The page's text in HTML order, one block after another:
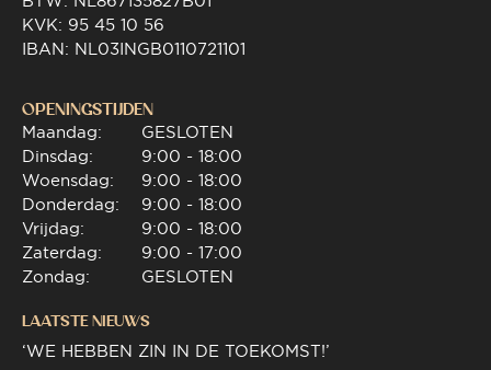
KVK: 95 45 10 56
IBAN: NL03INGB0110721101
OPENINGSTIJDEN
Maandag:
Dinsdag:
Woensdag:
Donderdag:
Vrijdag:
Zaterdag:
Zondag:
GESLOTEN
9:00 - 18:00
9:00 - 18:00
9:00 - 18:00
9:00 - 18:00
9:00 - 17:00
GESLOTEN
LAATSTE NIEUWS
‘WE HEBBEN ZIN IN DE TOEKOMST!’